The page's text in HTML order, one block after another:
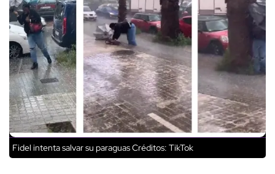
Fidel intenta salvar su paraguasCréditos: TikTok